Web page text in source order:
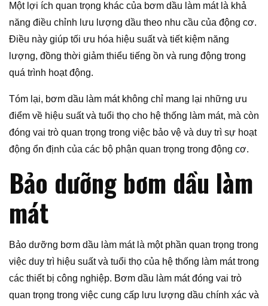
Một lợi ích quan trọng khác của bơm dầu làm mát là khả
năng điều chỉnh lưu lượng dầu theo nhu cầu của động cơ.
Điều này giúp tối ưu hóa hiệu suất và tiết kiệm năng
lượng, đồng thời giảm thiểu tiếng ồn và rung động trong
quá trình hoạt động.
Tóm lại, bơm dầu làm mát không chỉ mang lại những ưu
điểm về hiệu suất và tuổi thọ cho hệ thống làm mát, mà còn
đóng vai trò quan trọng trong việc bảo vệ và duy trì sự hoạt
động ổn định của các bộ phận quan trọng trong động cơ.
Bảo dưỡng bơm dầu làm
mát
Bảo dưỡng bơm dầu làm mát là một phần quan trọng trong
việc duy trì hiệu suất và tuổi thọ của hệ thống làm mát trong
các thiết bị công nghiệp. Bơm dầu làm mát đóng vai trò
quan trọng trong việc cung cấp lưu lượng dầu chính xác và